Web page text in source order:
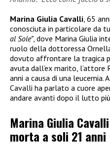
Marina Giulia Cavalli , 65
conosciuta in particolare da
al Sole”, dove Marina Giulia
ruolo della dottoressa
dovuto affrontare la tragica
avuta dall’ex marito, l’attore
anni a causa di una leucemia. A
Cavalli ha parlato a cuore
andare avanti dopo il lutto
Marina Giulia
morta a soli 21 anni